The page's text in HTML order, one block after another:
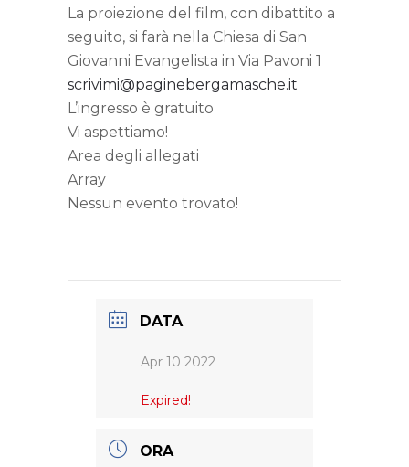
La proiezione del film, con dibattito a
seguito, si farà nella Chiesa di San
Giovanni Evangelista in Via Pavoni 1
scrivimi@paginebergamasche.it
L’ingresso è gratuito
Vi aspettiamo!
Area degli allegati
Array
Nessun evento trovato!
DATA
Apr 10 2022
Expired!
ORA